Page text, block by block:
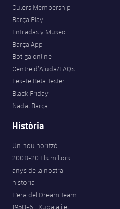
Culers Membership
Barça Play
Entradas y Museo
Barça App
Botiga online
Centre d’Ajuda/FAQs
Fes-te Beta Tester
Black Friday
Nadal Barça
Història
Un nou horitzó
2008-20 Els millors
anys de la nostra
història
L'era del Dream Team
1950-61. Kubala i el